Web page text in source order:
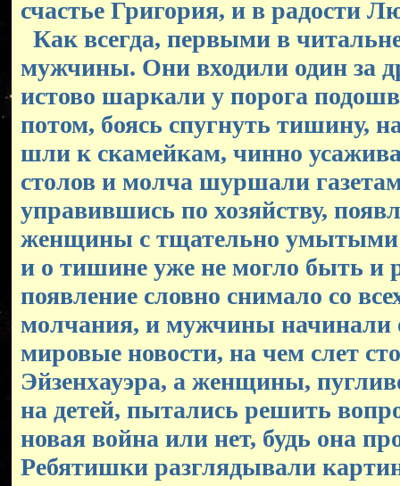
счастье Григория, и в радости
Как всегда, первыми в
мужчины. Они входили один за
истово шаркали у порога
потом, боясь спугнуть тишину,
шли к скамейкам, чинно
столов и молча шуршали
управившись по хозяйству,
женщины с тщательно
и о тишине уже не могло быть и
появление словно снимало со
молчания, и мужчины начинали
мировые новости, на чем слет
Эйзенхауэра, а женщины,
на детей, пытались решить
новая война или нет, будь она
Ребятишки разглядывали